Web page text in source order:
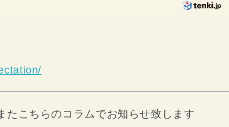
こちらのコラムでお知らせ致します